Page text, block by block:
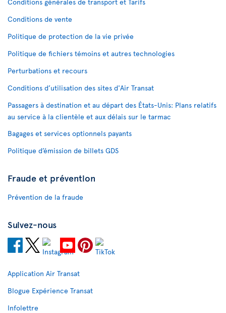
Conditions de vente
Politique de protection de la vie privée
Politique de fichiers témoins et autres technologies
Perturbations et recours
Conditions d’utilisation des sites d'Air Transat
Passagers à destination et au départ des États-Unis: Plans relatifs
au service à la clientèle et aux délais sur le tarmac
Bagages et services optionnels payants
Politique d’émission de billets GDS
Fraude et prévention
Prévention de la fraude
Suivez-nous
Application Air Transat
Blogue Expérience Transat
Infolettre